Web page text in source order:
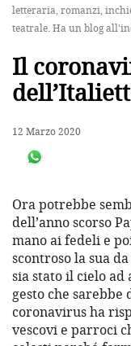
letteraria, romanzi,
teatrale. Ha un blog
Il
12 Marzo 2020
Ora potrebbe
dell’anno scorso
mano ai fedeli e
scontroso la sua
sia stato il cielo
gesto che
coronavirus ha
vescovi e parroci